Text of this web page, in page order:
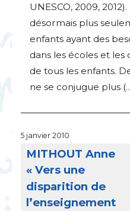
UNESCO, 2009,
désormais plus
enfants ayant des
dans les écoles et les
de tous les enfants.
ne se conjugue plus
5 janvier 2010
MITHOUT Anne
« Vers une
disparition de
l’enseignement